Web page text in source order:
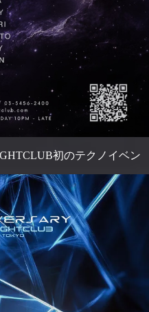
初のテクノイベン